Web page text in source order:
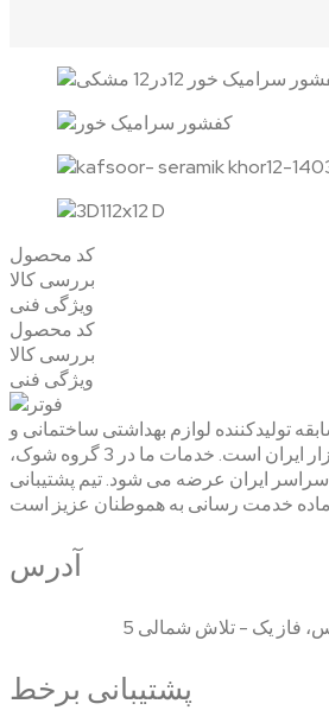
کد محصول
بررسی کالا
ویژگی فنی
کد محصول
بررسی کالا
ویژگی فنی
25 سال سابقه تولیدکننده لوازم بهداشتی ساختمانی و
تاسیسات ساختمانی در بازار ایران است. خدمات ما در 3 گروه شوک،
سراسر ایران عرضه می شود. تیم پشتیبانی
آدرس
فاز یک - تلاش شمالی 5
پشتیبانی برخط